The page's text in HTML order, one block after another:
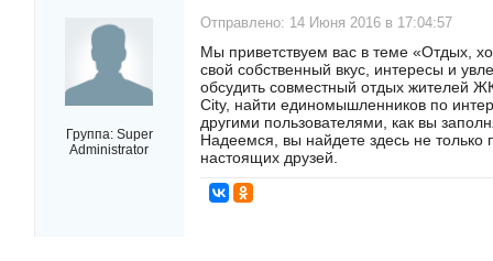
Группа: Super
Administrator
Отправлено: 14 Июня 2016 в 17:04:57
Мы приветствуем вас в теме «Отдых,
свой собственный вкус, интересы и
обсудить совместный отдых жителей
City, найти единомышленников по
другими пользователями, как вы
Надеемся, вы найдете здесь не только
настоящих друзей.